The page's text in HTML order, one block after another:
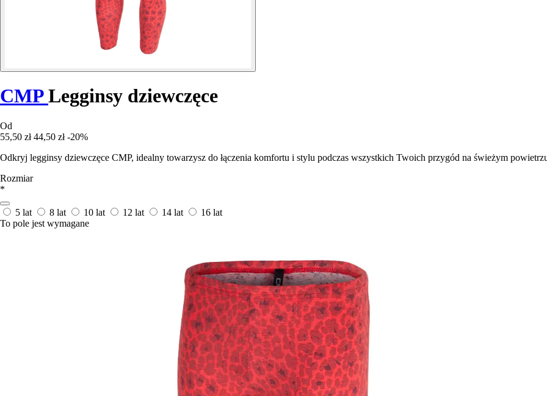
CMPLegginsy dziewczęce
Od
55,50 zł 44,50 zł -20%
Odkryj legginsy dziewczęce CMP, idealny towarzysz do łączenia komfortu i stylu podczas wszystkich Twoich przygód na świeżym
Rozmiar
*
5 lat 8 lat 10 lat 12 lat 14 lat
16 lat
To pole jest wymagane